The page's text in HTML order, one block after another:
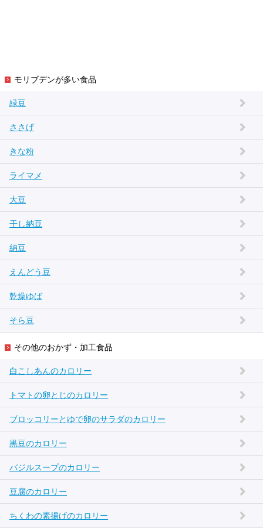
モリブデンが多い食品
緑豆
ささげ
きな粉
ライマメ
大豆
干し納豆
納豆
えんどう豆
乾燥ゆば
そら豆
その他のおかず・加工食品
白こしあんのカロリー
トマトの卵とじのカロリー
ブロッコリーとゆで卵のサラダのカロリー
黒豆のカロリー
バジルスープのカロリー
豆腐のカロリー
ちくわの素揚げのカロリー